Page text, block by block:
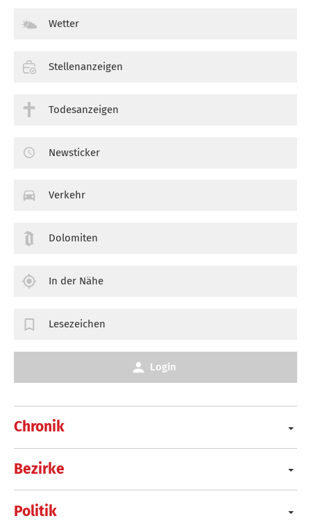
Chronik
Bezirke
Politik
Wetter
Stellenanzeigen
Todesanzeigen
Newsticker
Verkehr
Dolomiten
In der Nähe
Lesezeichen
Login